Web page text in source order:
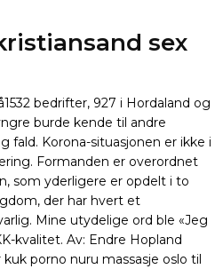
sex
bedrifter, 927 i Hordaland og
burde kende til andre
Korona-situasjonen er ikke i
Formanden er overordnet
som yderligere er opdelt i to
der har hvert et
Mine utydelige ord ble «Jeg
kvalitet. Av: Endre Hopland
porno nuru massasje oslo til